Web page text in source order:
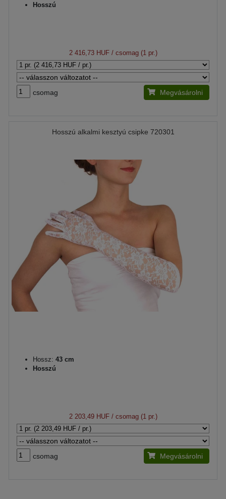
Hosszú
2 416,73 HUF/ csomag (1 pr.)
csomag Megvásárolni
Hosszú alkalmi kesztyú csipke 720301
Hossz: 43 cm
Hosszú
2 203,49 HUF/ csomag (1 pr.)
csomag Megvásárolni